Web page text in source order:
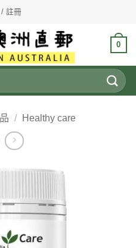
註冊
0
/ Healthy care